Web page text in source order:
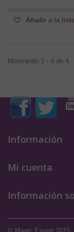
Añadir a la
Mostrando 1 - 4 de 4
Información
Mi cuenta
Información